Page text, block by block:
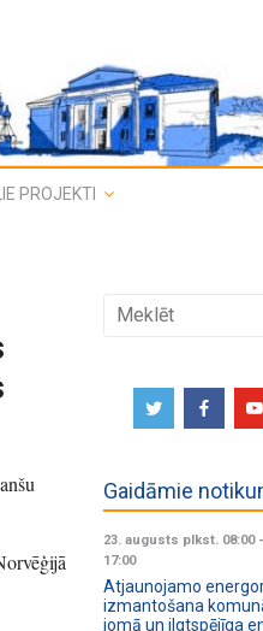
PROJEKTI
Gaidāmie
23. augusts plkst. 08:00-
17:00
Atjaunojamo
izmantošana
jomā un ilgtspējīga